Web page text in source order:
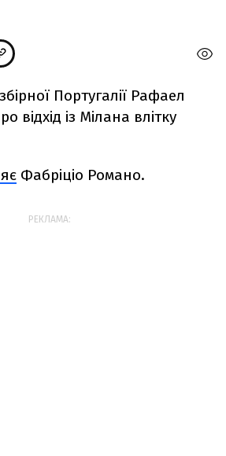
Португалії Рафаел
відхід із Мілана влітку
Фабріціо Романо.
РЕКЛАМА: